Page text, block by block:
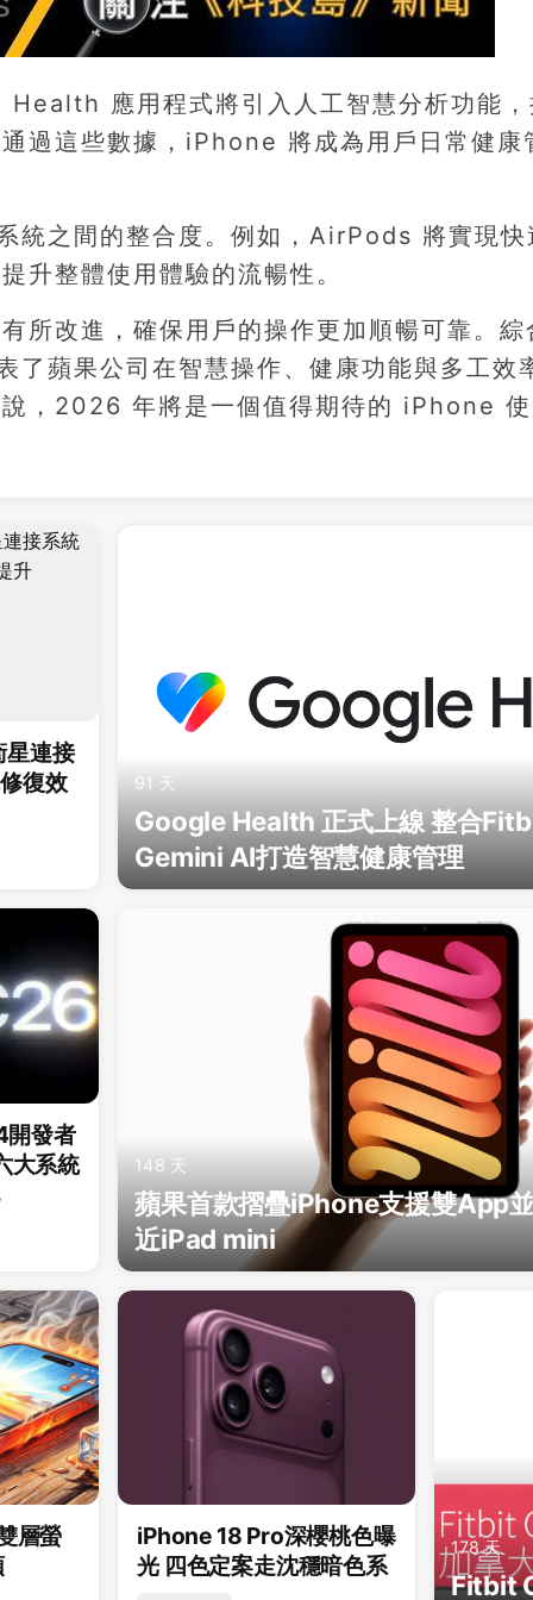
應用程式將引入人工智慧分析功能
過這些數據，iPhone 將成為用戶日常健康
統之間的整合度。例如，AirPods 將實現快
升整體使用體驗的流暢性。
所改進，確保用戶的操作更加順暢可靠。綜
蘋果公司在智慧操作、健康功能與多工效
，2026 年將是一個值得期待的 iPhone
星連接
復效
91 天
Google Health 正式上線 整合
Gemini AI打造智慧健康管理
發者
大系統
148 天
蘋果首款摺疊iPhone支援雙App
近iPad mini
層螢
iPhone 18 Pro深櫻桃色曝
光 四色定案走沈穩暗色系
178 天
Fitbit